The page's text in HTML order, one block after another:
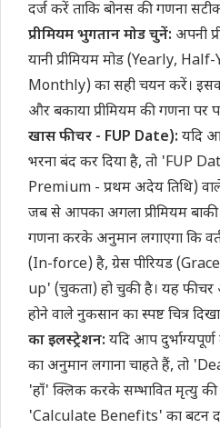
दर्ज करें ताकि बोनस की गणना
प्रीमियम भुगतान मोड चुनें: अपनी
यानी प्रीमियम मोड (Yearly,
Monthly) का सही चयन करें।
और बकाया प्रीमियम की गणना पर
खास फीचर - FUP Date): यदि
भरना बंद कर दिया है, तो 'FUP
Premium - प्रथम अदेय तिथि)
जब से आपका अगला प्रीमियम बाकी
गणना करके अनुमान लगाएगा कि
(In-force) है, ग्रेस पीरियड
up' (चुकता) हो चुकी है। यह
होने वाले नुकसान का स्पष्ट चित्र
का इलस्ट्रेशन: यदि आप
का अनुमान लगाना चाहते हैं, तो
'हाँ' क्लिक करके सम्भावित मृत्यु
'Calculate Benefits' का बटन